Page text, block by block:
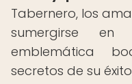
Tabernero, los
sumergirse
emblemática
secretos de su